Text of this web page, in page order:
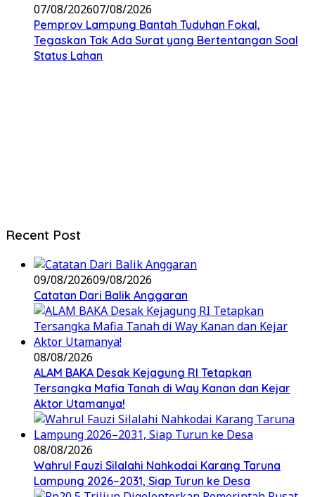
07/08/202607/08/2026
Pemprov Lampung Bantah Tuduhan Fokal,
Tegaskan Tak Ada Surat yang Bertentangan Soal
Status Lahan
Recent Post
09/08/202609/08/2026
Catatan Dari Balik Anggaran
08/08/2026
ALAM BAKA Desak Kejagung RI Tetapkan
Tersangka Mafia Tanah di Way Kanan dan Kejar
Aktor Utamanya!
08/08/2026
Wahrul Fauzi Silalahi Nahkodai Karang Taruna
Lampung 2026–2031, Siap Turun ke Desa